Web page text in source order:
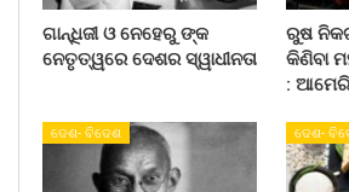
ଗାନ୍ଧିଜୀ ଓ ନେହେରୁ ଙ୍କ
ନେତୃତ୍ୱରେ ଦେଶର ସ୍ୱାଧୀନତା
ରୁଷ
କିଣିବା
:
ଦେଶ- ବିଦେଶ ଦେଶ-